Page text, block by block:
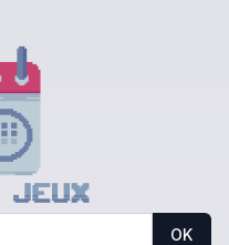
OK